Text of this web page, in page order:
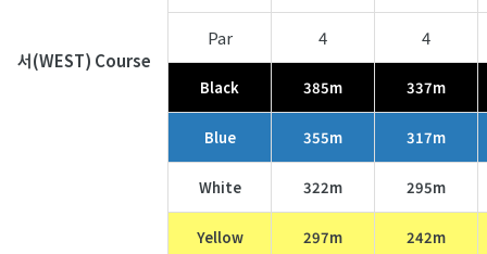
서(WEST) Course
Par 4 4
Black 385m 337m
Blue 355m 317m
White 322m 295m
Yellow 297m 242m